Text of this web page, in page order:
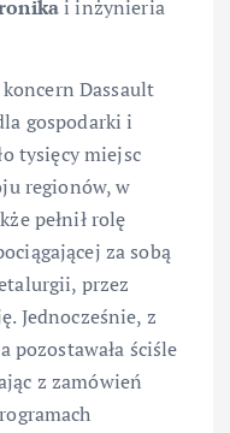
i inżynieria
Dassault
gospodarki i
tysięcy miejsc
regionów, w
pełnił rolę
za sobą
przez
Jednocześnie, z
ściśle
z zamówień